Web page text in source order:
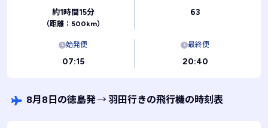
約1時間15分
（距離：500km）
63
始発便
07:15
最終便
20:40
8月8日の徳島発→羽田行きの飛行機の時刻表